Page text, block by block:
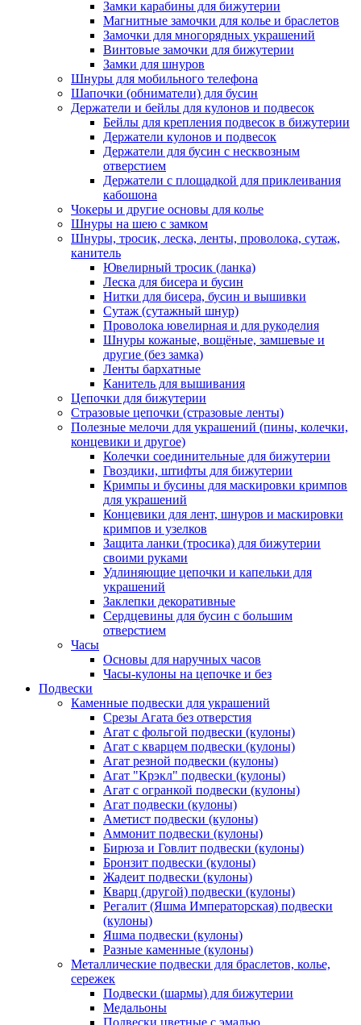
Замки карабины для бижутерии
Магнитные замочки для колье и браслетов
Замочки для многорядных украшений
Винтовые замочки для бижутерии
Замки для шнуров
Шнуры для мобильного телефона
Шапочки (обниматели) для бусин
Держатели и бейлы для кулонов и подвесок
Бейлы для крепления подвесок в бижутерии
Держатели кулонов и подвесок
Держатели для бусин с несквозным
отверстием
Держатели с площадкой для приклеивания
кабошона
Чокеры и другие основы для колье
Шнуры на шею с замком
Шнуры, тросик, леска, ленты, проволока, сутаж,
канитель
Ювелирный тросик (ланка)
Леска для бисера и бусин
Нитки для бисера, бусин и вышивки
Сутаж (сутажный шнур)
Проволока ювелирная и для рукоделия
Шнуры кожаные, вощёные, замшевые и
другие (без замка)
Ленты бархатные
Канитель для вышивания
Цепочки для бижутерии
Стразовые цепочки (стразовые ленты)
Полезные мелочи для украшений (пины, колечки,
концевики и другое)
Колечки соединительные для бижутерии
Гвоздики, штифты для бижутерии
Кримпы и бусины для маскировки кримпов
для украшений
Концевики для лент, шнуров и маскировки
кримпов и узелков
Защита ланки (тросика) для бижутерии
своими руками
Удлиняющие цепочки и капельки для
украшений
Заклепки декоративные
Сердцевины для бусин с большим
отверстием
Часы
Основы для наручных часов
Часы-кулоны на цепочке и без
Подвески
Каменные подвески для украшений
Срезы Агата без отверстия
Агат с фольгой подвески (кулоны)
Агат с кварцем подвески (кулоны)
Агат резной подвески (кулоны)
Агат "Крэкл" подвески (кулоны)
Агат с огранкой подвески (кулоны)
Агат подвески (кулоны)
Аметист подвески (кулоны)
Аммонит подвески (кулоны)
Бирюза и Говлит подвески (кулоны)
Бронзит подвески (кулоны)
Жадеит подвески (кулоны)
Кварц (другой) подвески (кулоны)
Регалит (Яшма Императорская) подвески
(кулоны)
Яшма подвески (кулоны)
Разные каменные (кулоны)
Металлические подвески для браслетов, колье,
сережек
Подвески (шармы) для бижутерии
Медальоны